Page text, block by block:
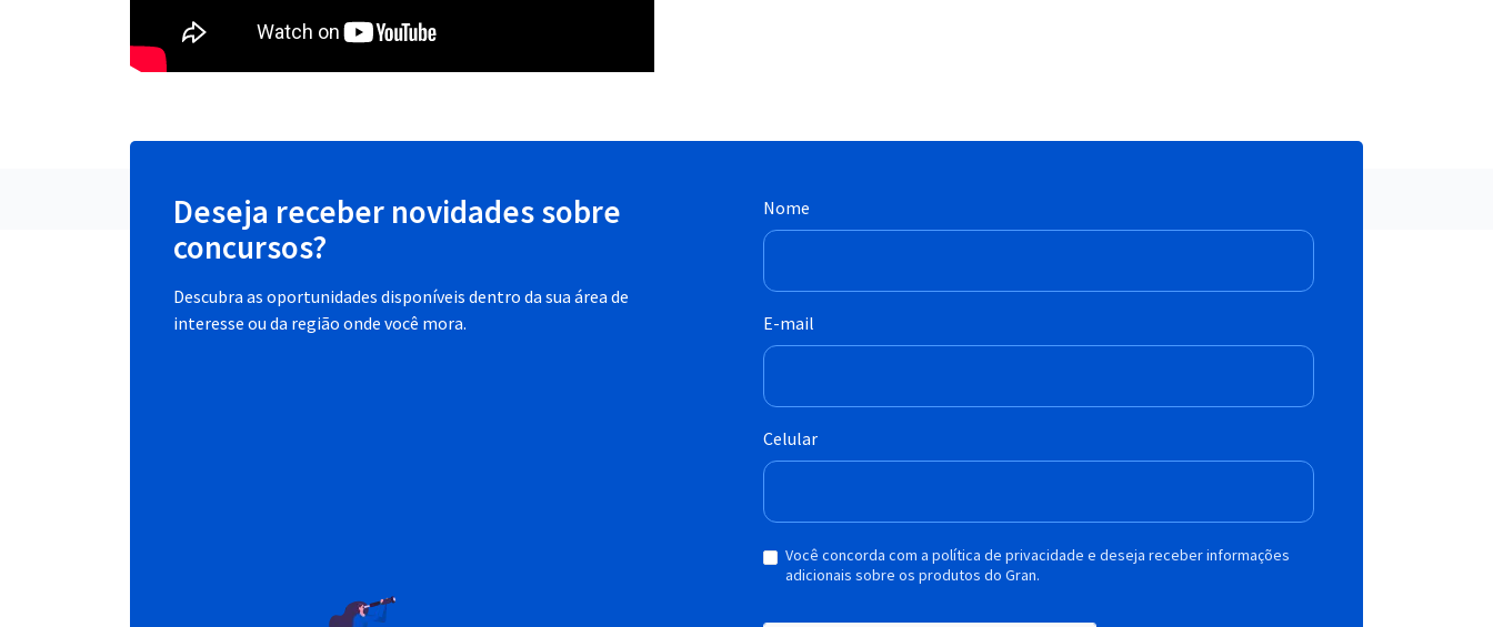
Deseja receber novidades sobre
concursos?
Descubra as oportunidades disponíveis dentro da sua área de
interesse ou da região onde você mora.
Nome
E-mail
Celular
Você concorda com a política de privacidade e deseja receber informações
adicionais sobre os produtos do Gran.